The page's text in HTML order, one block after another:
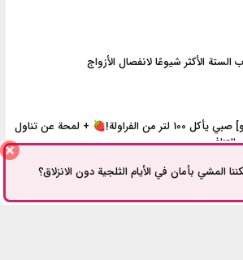
الستة الأكثر شيوعًا لانفصال الأزواج
[فيديو] صبي يأكل 100 لتر من الفراولة!🍓 + لمحة عن تناول
التنافسي
المشي بأمان في الأيام الثلجية دون الانزلاق؟